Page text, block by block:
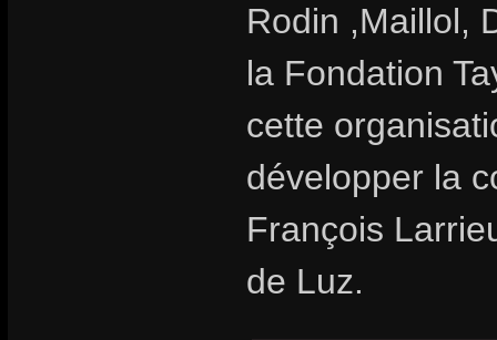
Rodin ,Maillol,
la Fondation
cette
développer la
François
de Luz.